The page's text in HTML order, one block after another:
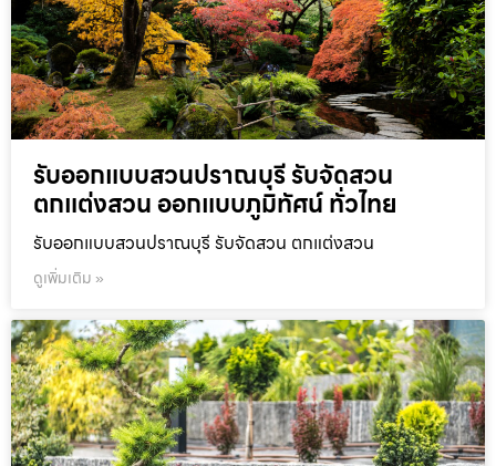
รับออกแบบสวนปราณบุรี รับจัดสวน
ตกแต่งสวน ออกแบบภูมิทัศน์ ทั่วไทย
รับออกแบบสวนปราณบุรี รับจัดสวน ตกแต่งสวน
ดูเพิ่มเติม »